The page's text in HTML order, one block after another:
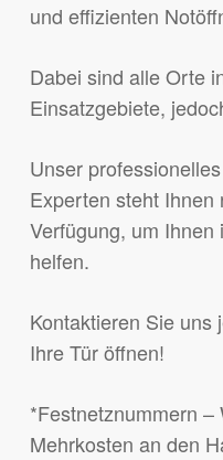
und effizienten
Dabei sind alle Orte
Einsatzgebiete,
Unser
Experten steht
Verfügung, um
helfen.
Kontaktieren Sie uns
Ihre Tür öffnen!
*Festnetznummern –
Mehrkosten an den